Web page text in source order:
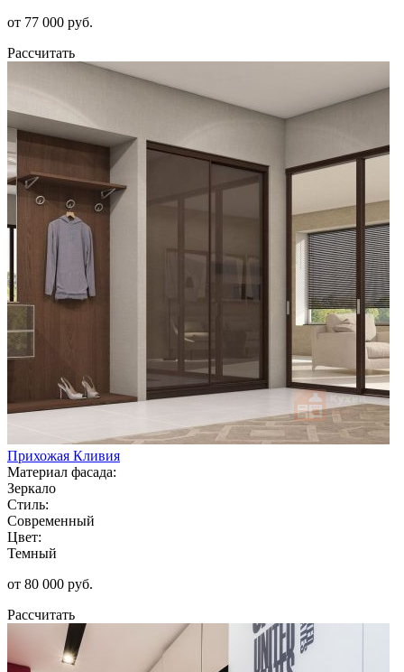
от 77 000 руб.
Рассчитать
Прихожая Кливия
Материал фасада:
Зеркало
Стиль:
Современный
Цвет:
Темный
от 80 000 руб.
Рассчитать